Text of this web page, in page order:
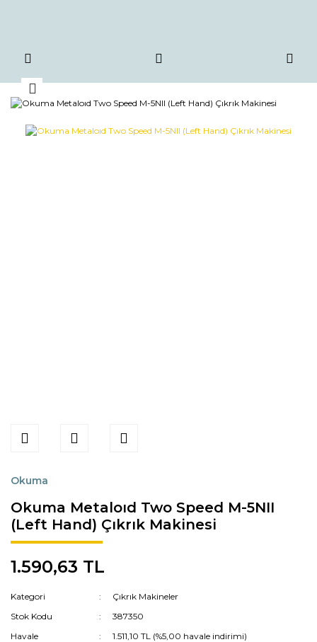
Okuma
Okuma Metaloıd Two Speed M-5NII
(Left Hand) Çıkrık Makinesi
1.590,63 TL
Kategori
Çıkrık Makineler
Stok Kodu
387350
Havale
1.511,10 TL (%5,00 havale indirimi)